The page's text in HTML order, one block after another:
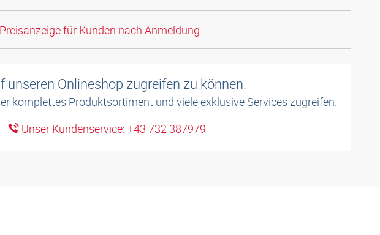
Preisanzeige für Kunden nach Anmeldung.
Onlineshop zugreifen zu können.
komplettes Produktsortiment und viele exklusive Services zugreifen.
Unser Kundenservice: +43 732 387979